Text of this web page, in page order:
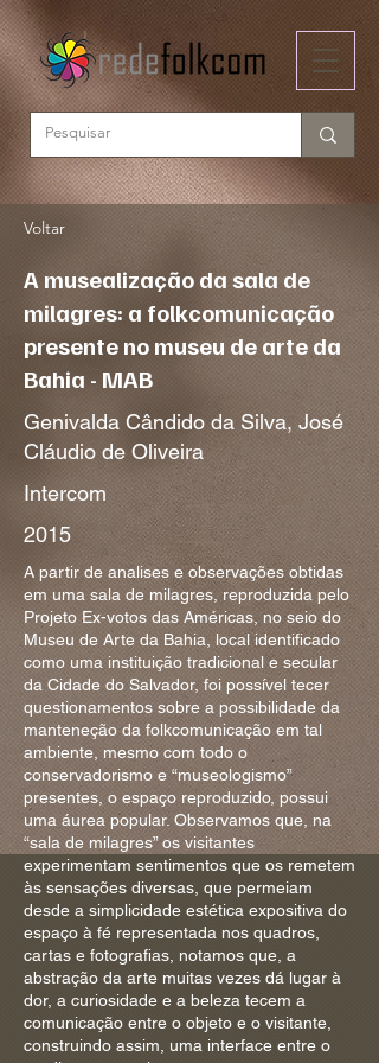
Voltar
A musealização da sala de
milagres: a folkcomunicação
presente no museu de arte da
Bahia - MAB
Genivalda Cândido da Silva, José
Cláudio de Oliveira
Intercom
2015
A partir de analises e observações obtidas
em uma sala de milagres, reproduzida pelo
Projeto Ex-votos das Américas, no seio do
Museu de Arte da Bahia, local identificado
como uma instituição tradicional e secular
da Cidade do Salvador, foi possível tecer
questionamentos sobre a possibilidade da
manteneção da folkcomunicação em tal
ambiente, mesmo com todo o
conservadorismo e “museologismo”
presentes, o espaço reproduzido, possui
uma áurea popular. Observamos que, na
“sala de milagres” os visitantes
experimentam sentimentos que os remetem
às sensações diversas, que permeiam
desde a simplicidade estética expositiva do
espaço à fé representada nos quadros,
cartas e fotografias, notamos que, a
abstração da arte muitas vezes dá lugar à
dor, a curiosidade e a beleza tecem a
comunicação entre o objeto e o visitante,
construindo assim, uma interface entre o